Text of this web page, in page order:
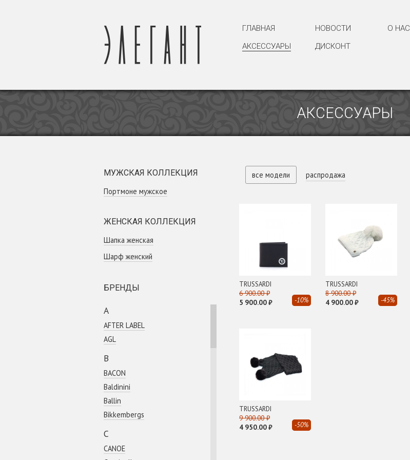
ГЛАВНАЯ НОВОСТИ О НАС
АКСЕССУАРЫ
ДИСКОНТ
АКСЕССУАРЫ
МУЖСКАЯ КОЛЛЕКЦИЯ
Портмоне мужское
ЖЕНСКАЯ КОЛЛЕКЦИЯ
Шапка женская
Шарф женский
БРЕНДЫ
A
AFTER LABEL
AGL
B
BACON
Baldinini
Ballin
Bikkembergs
C
CANOE
все модели распродажа
TRUSSARDI
6 900.00 ₽
5 900.00 ₽
-10%
TRUSSARDI
8 900.00 ₽
4 900.00 ₽
-45%
TRUSSARDI
9 900.00 ₽
4 950.00 ₽
-50%